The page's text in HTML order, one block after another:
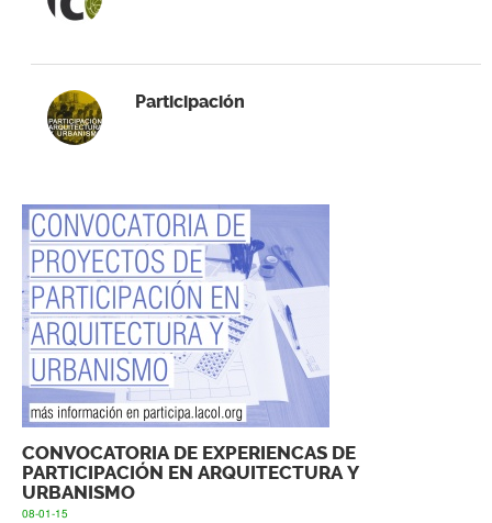
Participación
CONVOCATORIA DE EXPERIENCAS DE
PARTICIPACIÓN EN ARQUITECTURA Y
URBANISMO
08-01-15